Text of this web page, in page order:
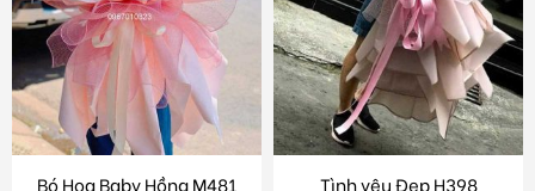
Bó Hoa Baby Hồng M481 Tình yêu Đẹp H398